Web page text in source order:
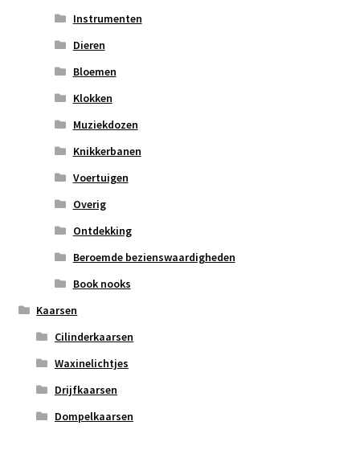
Instrumenten
Dieren
Bloemen
Klokken
Muziekdozen
Knikkerbanen
Voertuigen
Overig
Ontdekking
Beroemde bezienswaardigheden
Book nooks
Kaarsen
Cilinderkaarsen
Waxinelichtjes
Drijfkaarsen
Dompelkaarsen